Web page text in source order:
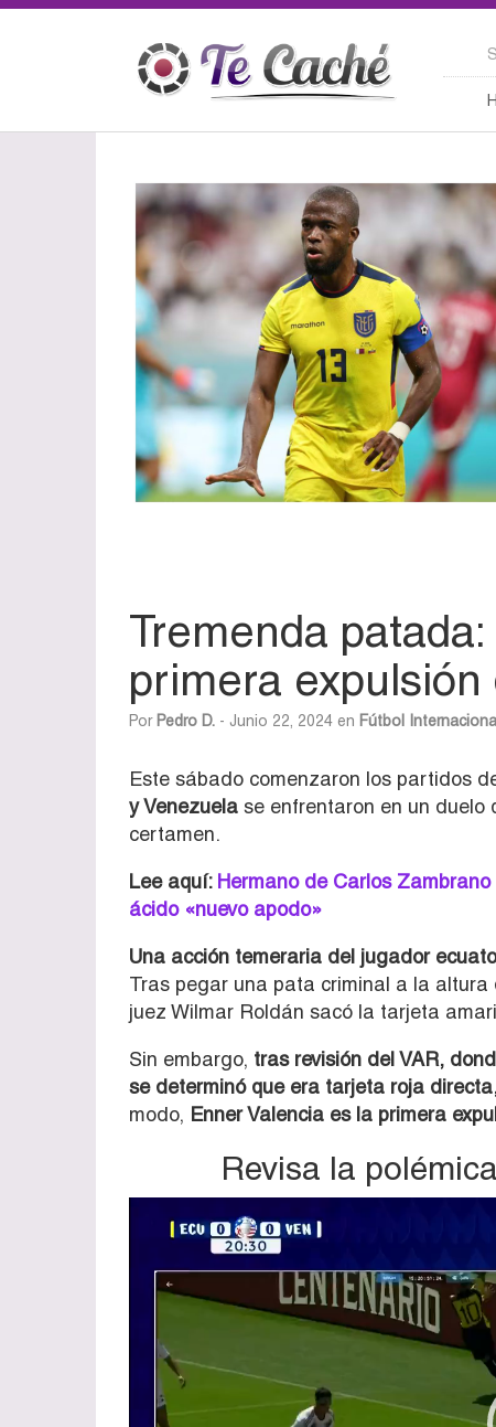
Tremenda
primera
Por Pedro D. - Junio 22, 2024 en Fútbol
Este sábado comenzaron los partidos
y Venezuela se enfrentaron en un duelo
certamen.
Lee aquí: Hermano de Carlos
ácido «nuevo apodo»
Una acción temeraria del jugador
Tras pegar una pata criminal a la
juez Wilmar Roldán sacó la tarjeta
Sin embargo, tras revisión del VAR,
se determinó que era tarjeta roja
modo, Enner Valencia es la primera
Revisa la